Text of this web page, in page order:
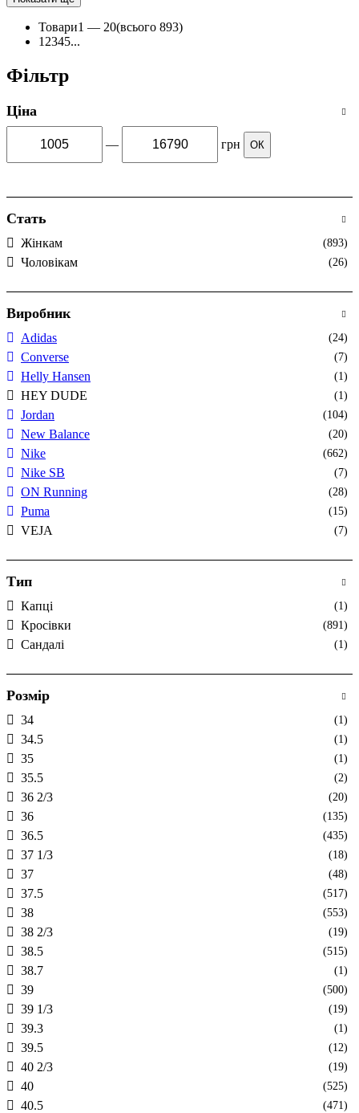
Товари1 — 20(всього 893)
1 2345...
Фільтр
Ціна
— грн ОК
Стать
Жінкам (893)
Чоловікам (26)
Виробник
Adidas (24)
Converse (7)
Helly Hansen (1)
HEY DUDE (1)
Jordan (104)
New Balance (20)
Nike (662)
Nike SB (7)
ON Running (28)
Puma (15)
VEJA (7)
Тип
Капці (1)
Кросівки (891)
Сандалі (1)
Розмір
34 (1)
34.5 (1)
35 (1)
35.5 (2)
36 2/3 (20)
36 (135)
36.5 (435)
37 1/3 (18)
37 (48)
37.5 (517)
38 (553)
38 2/3 (19)
38.5 (515)
38.7 (1)
39 (500)
39 1/3 (19)
39.3 (1)
39.5 (12)
40 2/3 (19)
40 (525)
40.5 (471)